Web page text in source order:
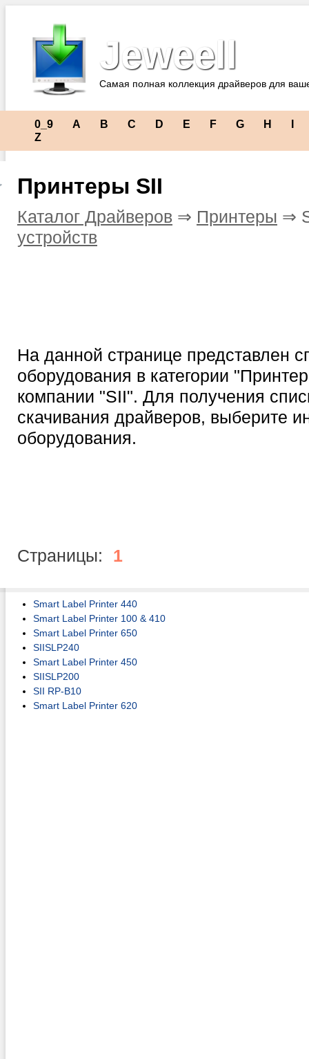
Jeweell
Самая полная коллекция драйверов для
0_9 A B C D E F G H
Z
Принтеры SII
Каталог Драйверов ⇒ Принтеры ⇒
устройств
На данной странице представлен
оборудования в категории
компании "SII". Для получения
скачивания драйверов, выберите
оборудования.
Страницы: 1
Smart Label Printer 440
Smart Label Printer 100 & 410
Smart Label Printer 650
SIISLP240
Smart Label Printer 450
SIISLP200
SII RP-B10
Smart Label Printer 620